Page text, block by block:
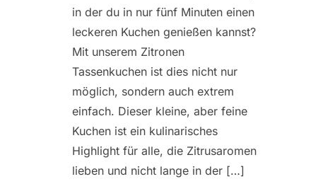
in der du in nur fünf Minuten einen
leckeren Kuchen genießen kannst?
Mit unserem Zitronen
Tassenkuchen ist dies nicht nur
möglich, sondern auch extrem
einfach. Dieser kleine, aber feine
Kuchen ist ein kulinarisches
Highlight für alle, die Zitrusaromen
lieben und nicht lange in der […]